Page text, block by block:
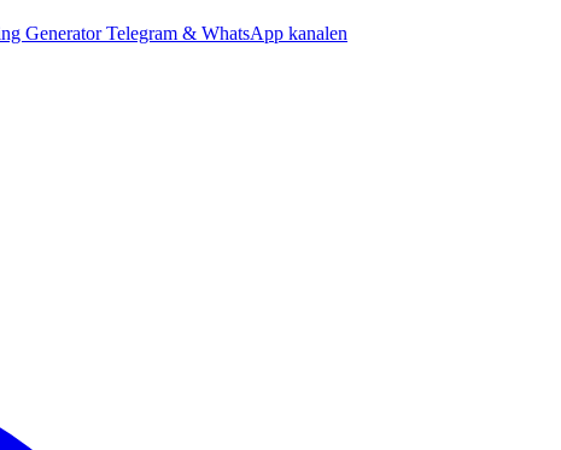
GeneratorTelegram & WhatsApp kanalen